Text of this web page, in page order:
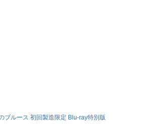
ブルース 初回製造限定 Blu-ray特別版